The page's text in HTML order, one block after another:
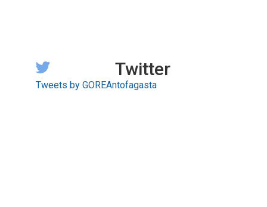
Twitter
Tweets by GOREAntofagasta